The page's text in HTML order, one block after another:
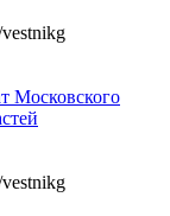
Московского